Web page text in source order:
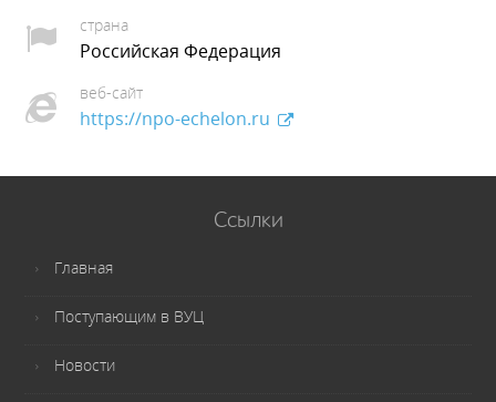
страна
Российская Федерация
веб-сайт
https://npo-echelon.ru
Ссылки
Главная
Поступающим в ВУЦ
Новости